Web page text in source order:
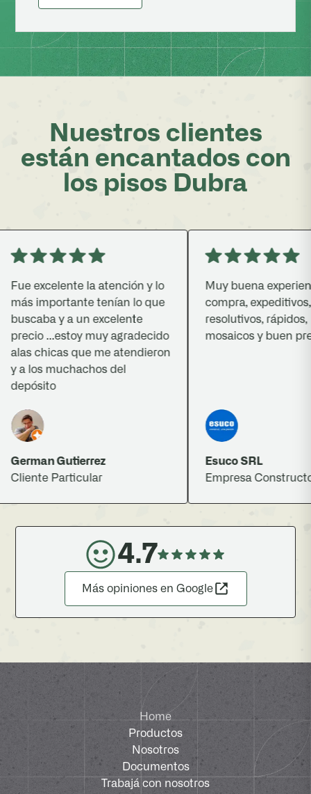
Nuestros clientes
están encantados con
los pisos Dubra
excelente la atención y lo
importante tenían lo que
y a un excelente
...estoy muy agradecido
chicas que me atendieron
a los muchachos del
Gutierrez
Particular
Muy buena
compra, expeditivos,
resolutivos, rápidos,
mosaicos y buen
Esuco SRL
Empresa Constructora
4.7
Más opiniones en Google
Home
Productos
Nosotros
Documentos
Trabajá con nosotros